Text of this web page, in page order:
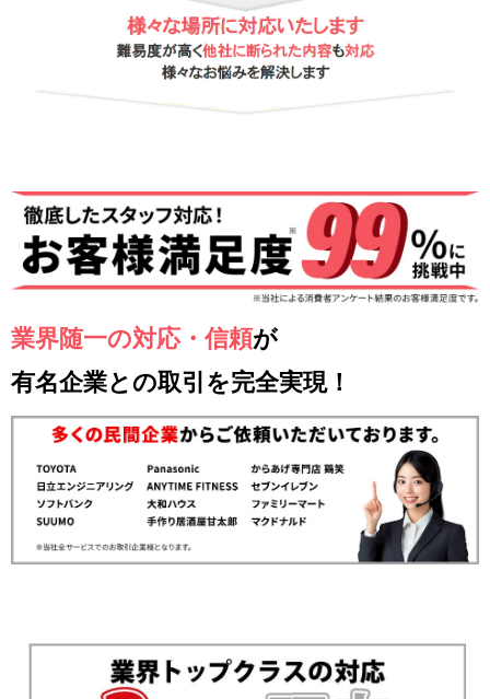
業界随一の対応・信頼が
有名企業との取引を完全実現！